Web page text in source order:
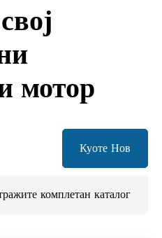
мотор
Куоте Нов
комплетан каталог